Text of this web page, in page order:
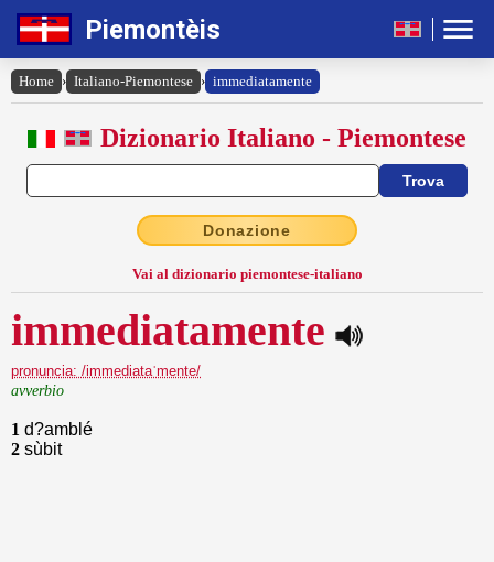
Piemontèis
Home › Italiano-Piemontese › immediatamente
Dizionario Italiano - Piemontese
Donazione
Vai al dizionario piemontese-italiano
immediatamente
pronuncia: /immediataˈmente/
avverbio
1 d?amblé
2 sùbit